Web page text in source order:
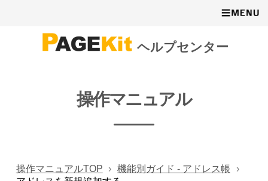
ヘルプセンター
操作マニュアル
操作マニュアルTOP
機能別ガイド - アドレス帳